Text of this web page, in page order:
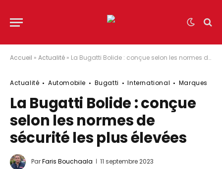
Accueil » Actualité » La Bugatti Bolide : conçue selon les normes de sécurité les plus élevées
Actualité Automobile Bugatti International Marques
La Bugatti Bolide : conçue
selon les normes de
sécurité les plus élevées
ParFaris Bouchaala 11 septembre 2023